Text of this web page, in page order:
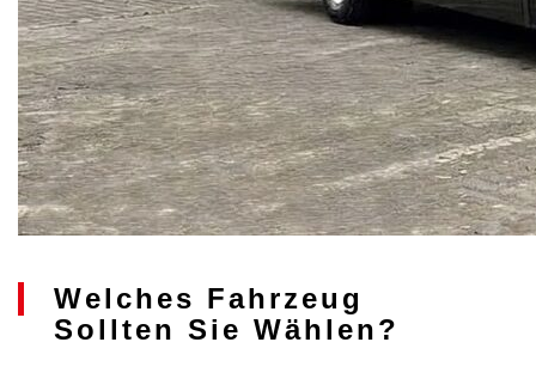
Welches Fahrzeug
Sollten Sie Wählen?